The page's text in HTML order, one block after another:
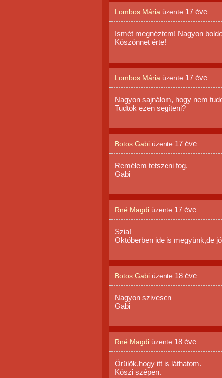
Lombos Mária üzente 17 éve
Ismét megnéztem! Nagyon
Köszönnet érte!
Lombos Mária üzente 17 éve
Nagyon sajnálom, hogy nem
Tudtok ezen segíteni?
Botos Gabi üzente 17 éve
Remélem tetszeni fog.
Gabi
Rné Magdi üzente 17 éve
Szia!
Októberben ide is megyünk,de
Botos Gabi üzente 18 éve
Nagyon szivesen
Gabi
Rné Magdi üzente 18 éve
Örülök,hogy itt is láthatom.
Köszi szépen.